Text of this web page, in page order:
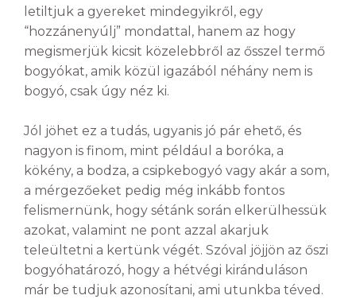
letiltjuk a gyereket mindegyikről, egy
“hozzánenyúlj” mondattal, hanem az hogy
megismerjük kicsit közelebbről az ősszel termő
bogyókat, amik közül igazából néhány nem is
bogyó, csak úgy néz ki.
Jól jöhet ez a tudás, ugyanis jó pár ehető, és
nagyon is finom, mint például a boróka, a
kökény, a bodza, a csipkebogyó vagy akár a som,
a mérgezőeket pedig még inkább fontos
felismernünk, hogy sétánk során elkerülhessük
azokat, valamint ne pont azzal akarjuk
teleültetni a kertünk végét. Szóval jöjjön az őszi
bogyóhatározó, hogy a hétvégi kiránduláson
már be tudjuk azonosítani, ami utunkba téved.